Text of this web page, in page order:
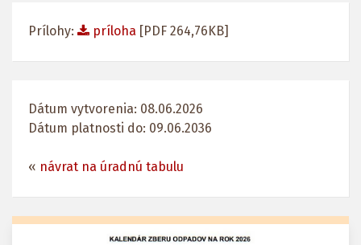
Prílohy: príloha [PDF 264,76KB]
Dátum vytvorenia: 08.06.2026
Dátum platnosti do: 09.06.2036
« návrat na úradnú tabulu